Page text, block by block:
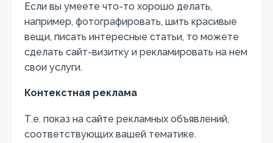
Если вы умеете что-то хорошо делать,
например, фотографировать, шить красивые
вещи, писать интересные статьи, то можете
сделать сайт-визитку и рекламировать на нем
свои услуги.
Контекстная реклама
Т.е. показ на сайте рекламных объявлений,
соответствующих вашей тематике.